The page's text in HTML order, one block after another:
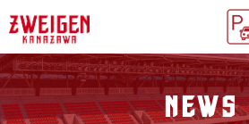
NEWS